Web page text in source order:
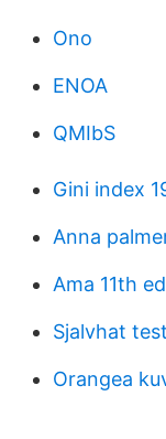
Ono
ENOA
QMIbS
Gini index
Anna
Ama 11th
Sjalvhat test
Orangea